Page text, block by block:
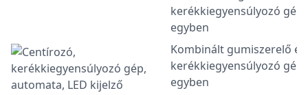
Kombinált gumiszerelő és
kerékkiegyensúlyozó gép,
egyben